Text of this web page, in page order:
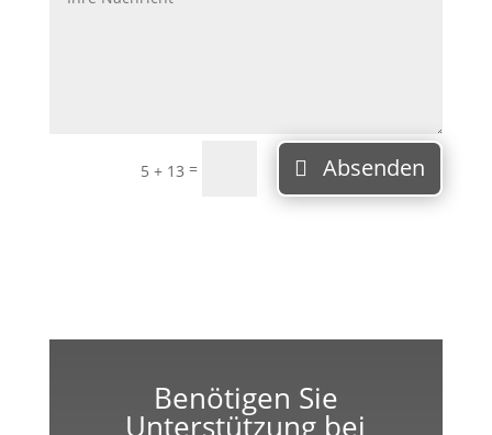
5 + 13 = Absenden
Benötigen Sie
Unterstützung bei